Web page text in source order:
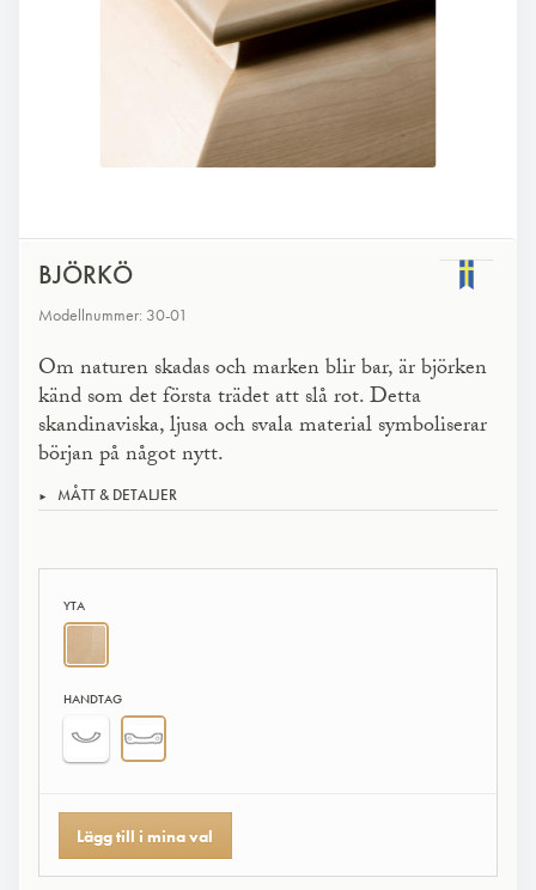
BJÖRKÖ
Modellnummer: 30-01
Om naturen skadas och marken blir bar, är björken
känd som det första trädet att slå rot. Detta
skandinaviska, ljusa och svala material symboliserar
början på något nytt.
MÅTT & DETALJER
YTA
HANDTAG
Lägg till i mina val